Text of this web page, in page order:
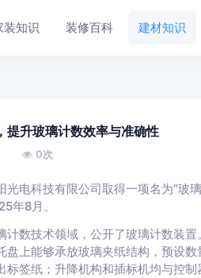
装知识 装修百科 建材知识
提升玻璃计数效率与准确性
0次
电科技有限公司取得一项名为“玻
年8月。
计数技术领域，公开了玻璃计数装
盘上能够承放玻璃夹纸结构，预设
标签纸；升降机构和插标机均与控